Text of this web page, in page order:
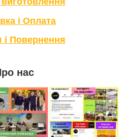
і Оплата
і Повернення
нас